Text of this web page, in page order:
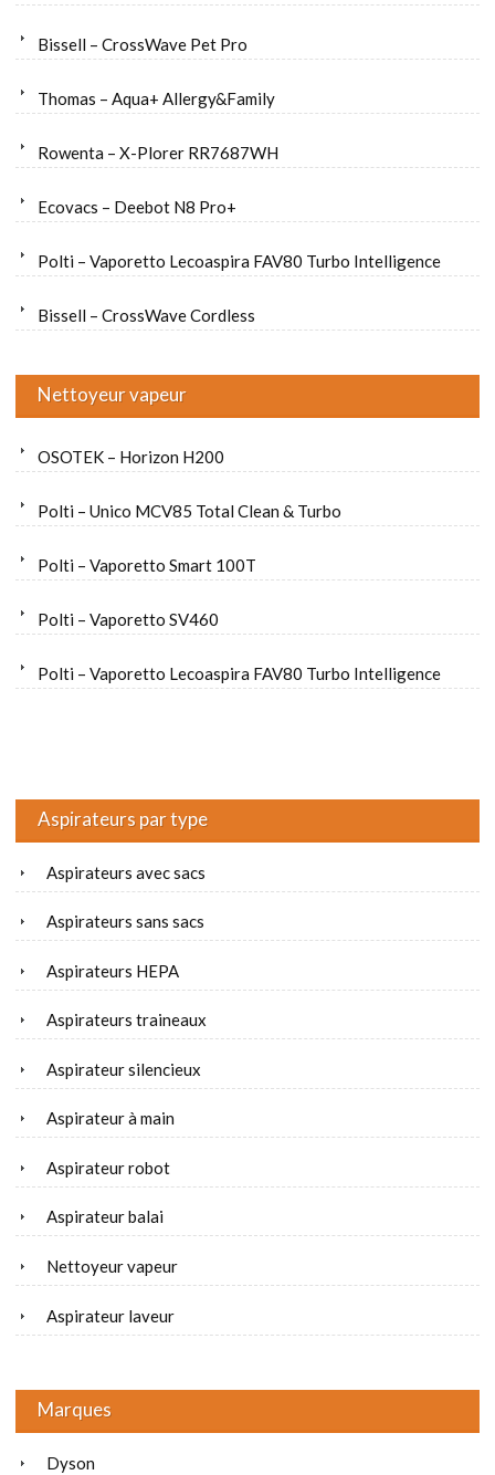
Bissell – CrossWave Pet Pro
Thomas – Aqua+ Allergy&Family
Rowenta – X-Plorer RR7687WH
Ecovacs – Deebot N8 Pro+
Polti – Vaporetto Lecoaspira FAV80 Turbo Intelligence
Bissell – CrossWave Cordless
Nettoyeur vapeur
OSOTEK – Horizon H200
Polti – Unico MCV85 Total Clean & Turbo
Polti – Vaporetto Smart 100T
Polti – Vaporetto SV460
Polti – Vaporetto Lecoaspira FAV80 Turbo Intelligence
Aspirateurs par type
Aspirateurs avec sacs
Aspirateurs sans sacs
Aspirateurs HEPA
Aspirateurs traineaux
Aspirateur silencieux
Aspirateur à main
Aspirateur robot
Aspirateur balai
Nettoyeur vapeur
Aspirateur laveur
Marques
Dyson